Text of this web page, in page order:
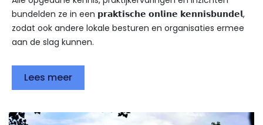
bundelden ze in een 𝗽𝗿𝗮𝗸𝘁𝗶𝘀𝗰𝗵𝗲 𝗼𝗻𝗹𝗶𝗻𝗲 𝗸𝗲𝗻𝗻𝗶𝘀𝗯𝘂𝗻𝗱𝗲𝗹,
zodat ook andere lokale besturen en organisaties ermee
aan de slag kunnen.
Lees meer